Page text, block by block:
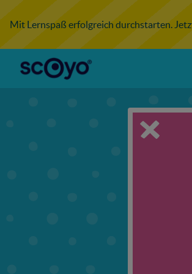
Mit Lernspaß erfolgreich durchstarten.